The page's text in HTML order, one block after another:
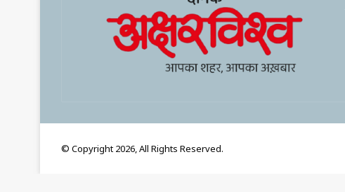
© Copyright 2026, All Rights Reserved.